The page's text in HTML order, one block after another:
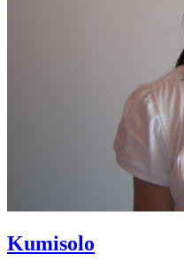
Kumisolo